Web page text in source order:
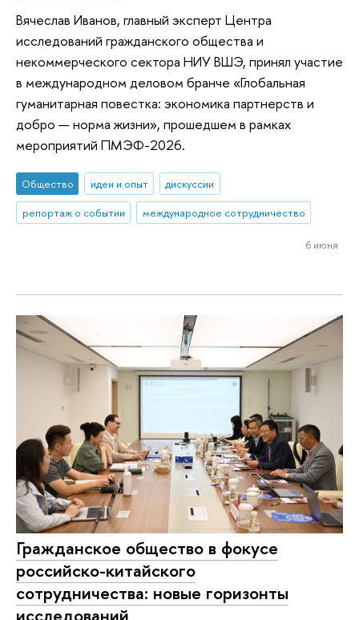
Вячеслав Иванов, главный эксперт Центра
исследований гражданского общества и
некоммерческого сектора НИУ ВШЭ, принял участие
в международном деловом бранче «Глобальная
гуманитарная повестка: экономика партнерств и
добро — норма жизни», прошедшем в рамках
мероприятий ПМЭФ-2026.
Общество идеи и опыт
дискуссии
репортаж о событии
международное сотрудничество
6 июня
Гражданское общество в фокусе
российско-китайского
сотрудничества: новые горизонты